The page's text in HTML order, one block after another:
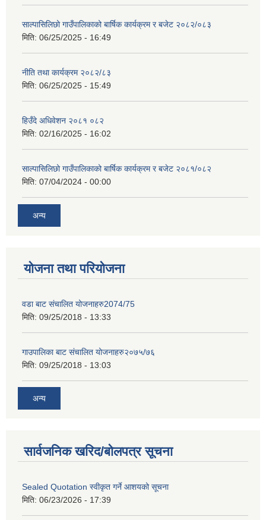
साल्पासिलिछो गाउँपालिकाको बार्षिक कार्यक्रम र बजेट २०८२/०८३
मिति: 06/25/2025 - 16:49
नीति तथा कार्यक्रम २०८२/८३
मिति: 06/25/2025 - 15:49
हिउँदे अधिवेशन २०८१ ०८२
मिति: 02/16/2025 - 16:02
साल्पासिलिछो गाउँपालिकाको बार्षिक कार्यक्रम र बजेट २०८१/०८२
मिति: 07/04/2024 - 00:00
अन्य
योजना तथा परियोजना
वडा बाट संचालित योजनाहरु2074/75
मिति: 09/25/2018 - 13:33
गाउपालिका बाट संचालित योजनाहरु२०७५/७६
मिति: 09/25/2018 - 13:03
अन्य
सार्वजनिक खरिद/बोलपत्र सूचना
Sealed Quotation स्वीकृत गर्ने आशयको सूचना
मिति: 06/23/2026 - 17:39